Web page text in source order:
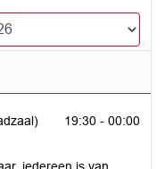
19:30 - 00:00